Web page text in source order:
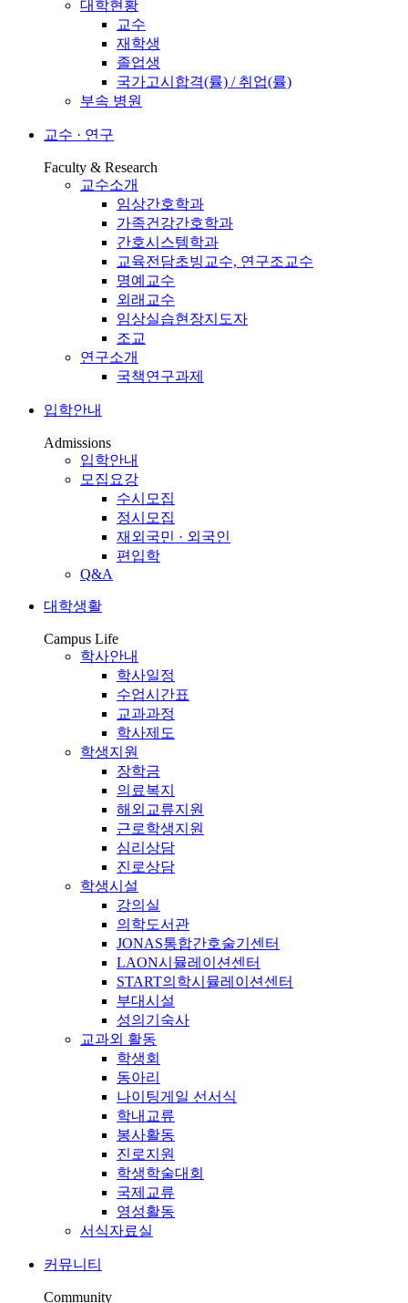
대학현황
교수
재학생
졸업생
국가고시합격(률) / 취업(률)
부속 병원
교수 · 연구
Faculty & Research
교수소개
임상간호학과
가족건강간호학과
간호시스템학과
교육전담초빙교수, 연구조교수
명예교수
외래교수
임상실습현장지도자
조교
연구소개
국책연구과제
입학안내
Admissions
입학안내
모집요강
수시모집
정시모집
재외국민 · 외국인
편입학
Q&A
대학생활
Campus Life
학사안내
학사일정
수업시간표
교과과정
학사제도
학생지원
장학금
의료복지
해외교류지원
근로학생지원
심리상담
진로상담
학생시설
강의실
의학도서관
JONAS통합간호술기센터
LAON시뮬레이션센터
START의학시뮬레이션센터
부대시설
성의기숙사
교과외 활동
학생회
동아리
나이팅게일 선서식
학내교류
봉사활동
진로지원
학생학술대회
국제교류
영성활동
서식자료실
커뮤니티
Community